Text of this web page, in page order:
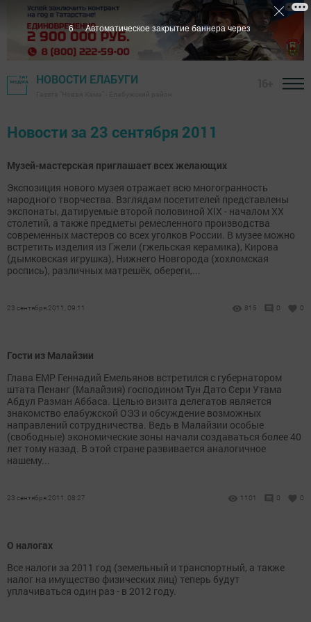
НОВОСТИ ЕЛАБУГИ
Новости за 23 сентября 2011
Музей-мастерская приглашает всех желающих
Экспозиция нового музея отражает всю многогранность
народного творчества. Взглядам посетителей представлены
экспонаты, датируемые второй половиной XIX - началом XX
столетий, а также предметы ремесленного производства
современных мастеров со всех уголков России. В музее можно
встретить изделия из Гжели (гжельская керамика), Кирова
(дымковская игрушка), Нижнего Новгорода (хохломская
роспись), различных матрешёк, обереги,...
23 сентября 2011, 09:11 815 0 0
Гости из Малайзии
Глава ЕМР Геннадий Емельянов встретился с губернатором
штата Пенанг (Малайзия) господином Тун Дато Сери Утама
Абдул Разман Аббаса. Целью визита делегатов является
знакомство елабужской ОЭЗ и обсуждение возможных
направлений сотрудничества. Ведь в Малайзии особые
(свободные) экономические зоны начали создаваться более 40
лет тому назад. В этой стране развивается аналогичное
нашему...
23 сентября 2011, 08:27 1101 0 0
О налогах
Все налоги за 2011 год (земельный и транспортный, а также
налог на имущество физических лиц) теперь будут
уплачиваться один раз - в 2012 году.
6 Автоматическое закрытие баннера через